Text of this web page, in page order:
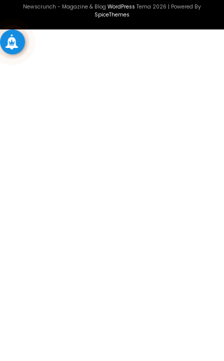
Newscrunch - Magazine & Blog WordPress Tema 2026 | Powered By
SpiceThemes